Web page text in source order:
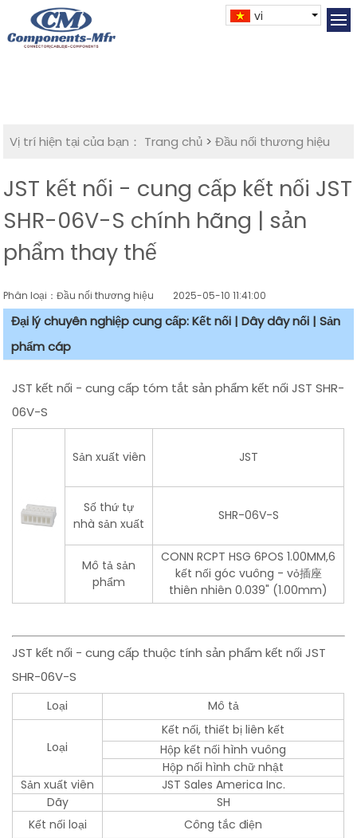
vi
Vị trí hiện tại của bạn： Trang chủ >Đầu nối thương hiệu
JST kết nối - cung cấp kết nối JST
SHR-06V-S chính hãng | sản
phẩm thay thế
Phân loại：Đầu nối thương hiệu 2025-05-10 11:41:00
Đại lý chuyên nghiệp cung cấp: Kết nối | Dây dây nối | Sản
phẩm cáp
JST kết nối - cung cấp tóm tắt sản phẩm kết nối JST SHR-
06V-S
Sản xuất viên JST
Số thứ tự
nhà sản xuất
SHR-06V-S
Mô tả sản
phẩm
CONN RCPT HSG 6POS 1.00MM,6
kết nối góc vuông - vỏ插座
thiên nhiên 0.039" (1.00mm)
JST kết nối - cung cấp thuộc tính sản phẩm kết nối JST
SHR-06V-S
Loại Mô tả
Loại
Kết nối, thiết bị liên kết
Hộp kết nối hình vuông
Hộp nối hình chữ nhật
Sản xuất viên
JST Sales America Inc.
Dãy
SH
Kết nối loại
Công tắc điện